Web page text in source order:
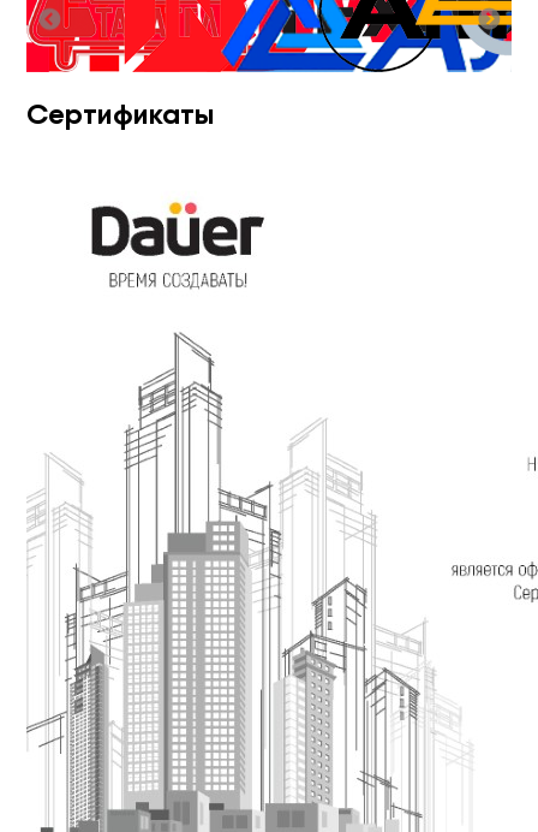
Сертификаты